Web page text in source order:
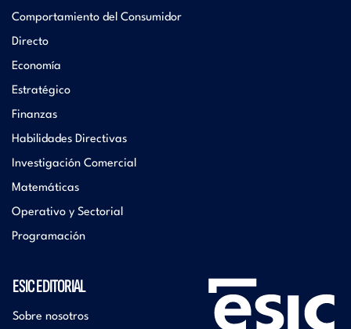
Comportamiento del Consumidor
Directo
Economía
Estratégico
Finanzas
Habilidades Directivas
Investigación Comercial
Matemáticas
Operativo y Sectorial
Programación
ESIC EDITORIAL
Sobre nosotros